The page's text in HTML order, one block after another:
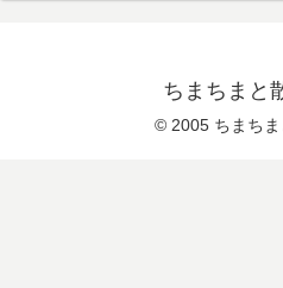
ちまちまと
© 2005 ちまちま